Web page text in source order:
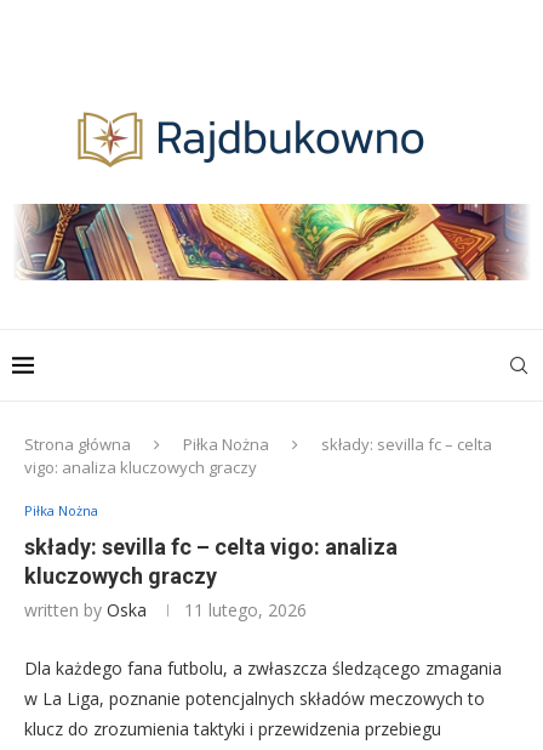
Strona główna Piłka Nożna
składy: sevilla fc – celta
vigo: analiza kluczowych graczy
Piłka Nożna
składy: sevilla fc – celta vigo: analiza
kluczowych graczy
written by Oska 11 lutego, 2026
Dla każdego fana futbolu, a zwłaszcza śledzącego zmagania
w La Liga, poznanie potencjalnych składów meczowych to
klucz do zrozumienia taktyki i przewidzenia przebiegu